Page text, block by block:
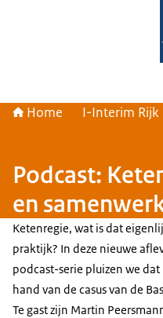
Home I-Interim Rijk
Podcast:
en
Ketenregie, wat is dat
praktijk? In deze nieuwe
podcast-serie pluizen we
hand van de casus van de
Te gast zijn Martin